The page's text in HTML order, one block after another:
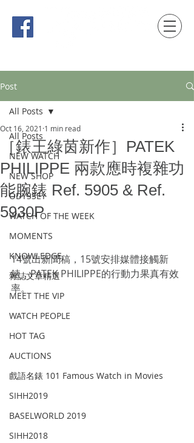
Post
All Posts
NEW WATCH
NEW SHOP
ODYSSEY
WATCH OF THE WEEK
MOMENTS
KNOWLEDGE
雜誌文章精選
MEET THE VIP
WATCH PEOPLE
HOT TAG
AUCTIONS
戲語名錶 101 Famous Watch in Movies
SIHH2019
BASELWORLD 2019
SIHH2018
All Posts
［錶王綠茵新作］PATEK
PHILIPPE 兩款應時複雜功
能腕錶 Ref. 5905 & Ref.
5930P
Oct 16, 2021 1 min read
14號出新聞稿，15號安排媒體接觸新
錶，PATEK PHILIPPE的行動力果真有效
率。